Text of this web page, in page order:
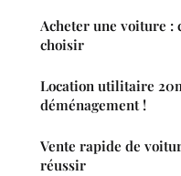
Acheter une voiture :
choisir
Location utilitaire
déménagement !
Vente rapide de
réussir